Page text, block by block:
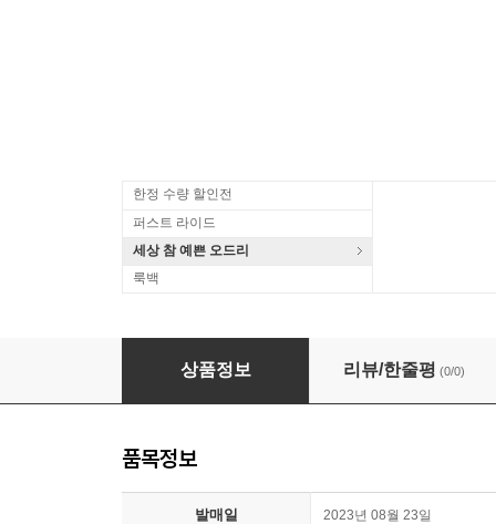
한정 수량 할인전
퍼스트 라이드
세상 참 예쁜 오드리
룩백
Adam Fischer 하이든: 후기 교향곡 1집 - 교
상품정보 리뷰/한줄평 (0/0)
품목정보
발매일 2023년 08월 23일